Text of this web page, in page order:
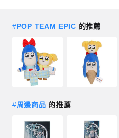
#POP TEAM EPIC 的推薦
#周邊商品 的推薦